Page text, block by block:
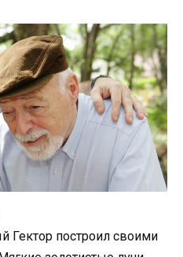
Гектор построил своими